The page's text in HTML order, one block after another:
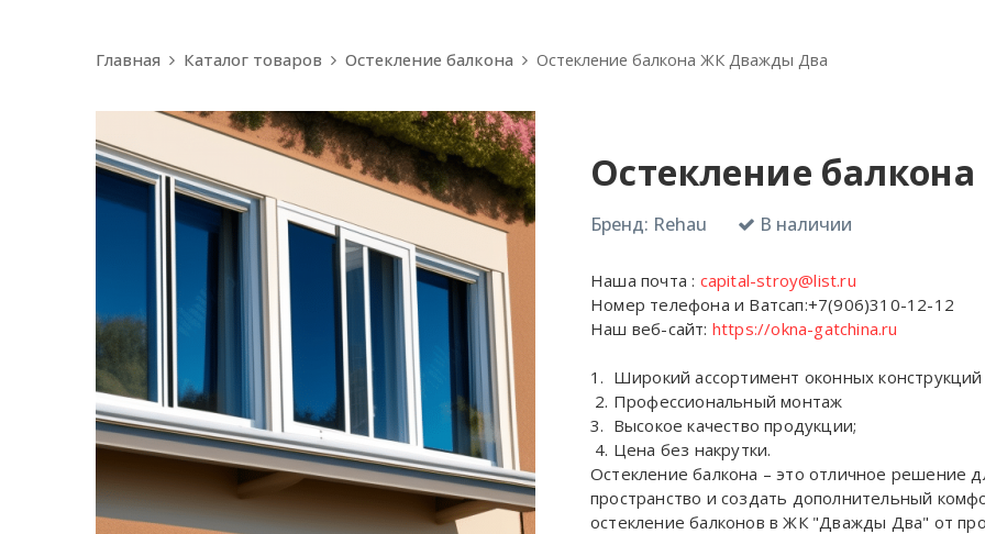
Главная Каталог товаров Остекление балкона Остекление балкона ЖК Дважды Два
Остекление
Бренд: Rehau В наличии
Наша почта : capital-stroy@list.ru
Номер телефона и Ватсап:+7(906)310-12-12
Наш веб-сайт: https://okna-gatchina.ru
1. Широкий ассортимент оконных
2.
3. Высокое
4. Цена без накрутки.
Остекление балкона – это отличное решение
пространство и создать дополнительный
остекление балконов в ЖК "Дважды Два" от